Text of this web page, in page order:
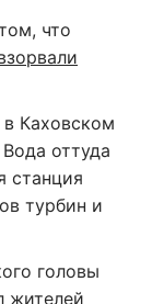
что
Каховском
оттуда
станция
турбин и
головы
жителей